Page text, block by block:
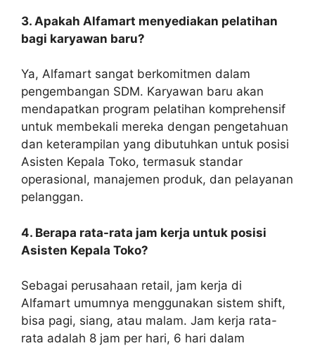
3. Apakah Alfamart menyediakan pelatihan
bagi karyawan baru?
Ya, Alfamart sangat berkomitmen dalam
pengembangan SDM. Karyawan baru akan
mendapatkan program pelatihan komprehensif
untuk membekali mereka dengan pengetahuan
dan keterampilan yang dibutuhkan untuk posisi
Asisten Kepala Toko, termasuk standar
operasional, manajemen produk, dan pelayanan
pelanggan.
4. Berapa rata-rata jam kerja untuk posisi
Asisten Kepala Toko?
Sebagai perusahaan retail, jam kerja di
Alfamart umumnya menggunakan sistem shift,
bisa pagi, siang, atau malam. Jam kerja rata-
rata adalah 8 jam per hari, 6 hari dalam